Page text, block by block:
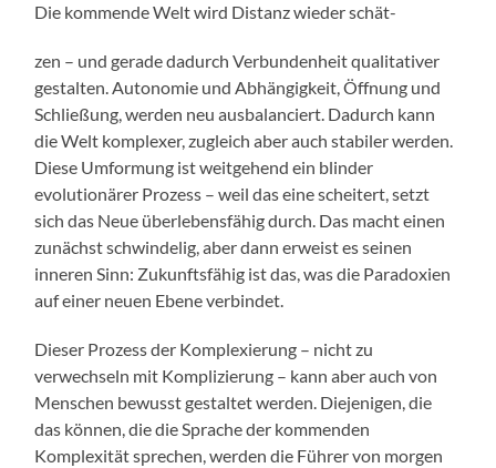
Die kommende Welt wird Distanz wieder schät-
zen – und gerade dadurch Verbundenheit qualitativer
gestalten. Autonomie und Abhängigkeit, Öffnung und
Schließung, werden neu ausbalanciert. Dadurch kann
die Welt komplexer, zugleich aber auch stabiler werden.
Diese Umformung ist weitgehend ein blinder
evolutionärer Prozess – weil das eine scheitert, setzt
sich das Neue überlebensfähig durch. Das macht einen
zunächst schwindelig, aber dann erweist es seinen
inneren Sinn: Zukunftsfähig ist das, was die Paradoxien
auf einer neuen Ebene verbindet.
Dieser Prozess der Komplexierung – nicht zu
verwechseln mit Komplizierung – kann aber auch von
Menschen bewusst gestaltet werden. Diejenigen, die
das können, die die Sprache der kommenden
Komplexität sprechen, werden die Führer von morgen